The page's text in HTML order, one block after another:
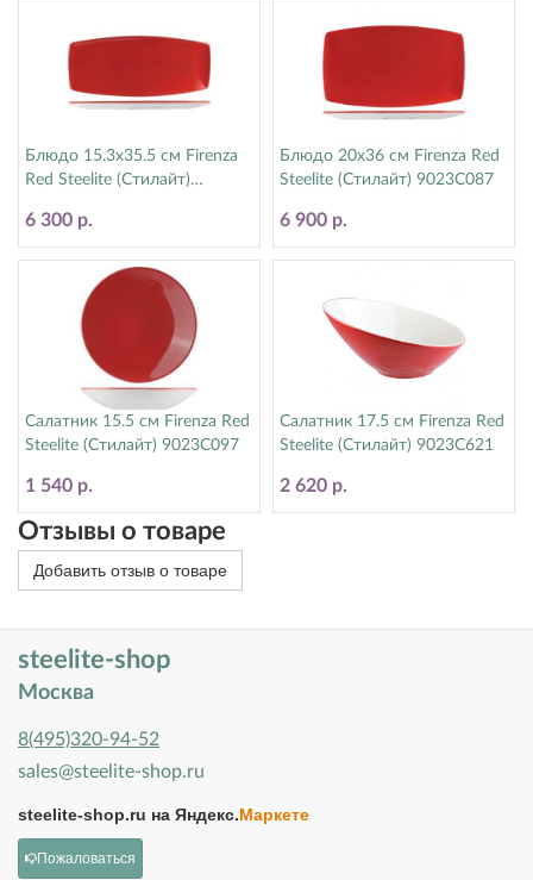
Блюдо 15.3х35.5 см Firenza
Red Steelite (Стилайт)
6 300 р.
Блюдо 20х36 см Firenza Red
Steelite (Стилайт) 9023C087
6 900 р.
Салатник 15.5 см Firenza Red
Steelite (Стилайт) 9023C097
1 540 р.
Салатник 17.5 см Firenza Red
Steelite (Стилайт) 9023C621
2 620 р.
Отзывы о товаре
Добавить отзыв о товаре
steelite-shop
Москва
8(495)320-94-52
sales@steelite-shop.ru
steelite-shop.ru на Яндекс.Маркете
Пожаловаться